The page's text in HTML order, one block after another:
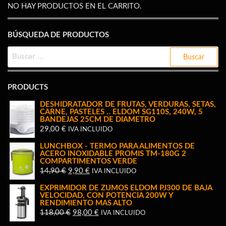
NO HAY PRODUCTOS EN EL CARRITO.
BÚSQUEDA DE PRODUCTOS
BUSCAR:
PRODUCTS
DESHIDRATADOR DE FRUTAS, VERDURAS, SETAS,
CARNE, PASTELES .. ELDOM SG110S, 240W, 5
BANDEJAS 25CM DE DIAMETRO
29,00 € IVA INCLUIDO
LUNCHBOX - TERMO PARA ALIMENTOS DE
ACERO INOXIDABLE PROMIS TM-180G 2
COMPARTIMENTOS VERDE
14,90€ EL
ORIGINAL
ERA:
9,90 €EL
ACTUAL
ES:
IVA INCLUIDO
EXPRIMIDOR DE ZUMOS ELDOM PJ300 DE BAJA
VELOCIDAD, CON POTENCIA 200W Y
RENDIMIENTO MAS ALTO
118,00€ EL
98,00 €ELIVA INCLUIDO